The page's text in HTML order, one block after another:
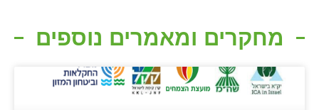
מחקרים ומאמרים נוספים